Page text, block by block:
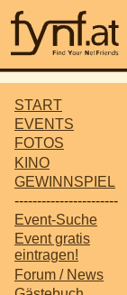
START
EVENTS
FOTOS
KINO
GEWINNSPIEL
-----------------------
Event-Suche
Event gratis
eintragen!
Forum / News